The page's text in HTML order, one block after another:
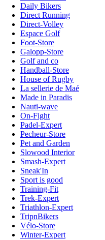
Daily Bikers
Direct Running
Direct-Volley
Espace Golf
Foot-Store
Galopp-Store
Golf and co
Handball-Store
House of Rugby
La sellerie de Maé
Made in Paradis
Nauti-wave
On-Fight
Padel-Expert
Pecheur-Store
Pet and Garden
Slowood Interior
Smash-Expert
Sneak'In
Sport is good
Training-Fit
Trek-Expert
Triathlon-Expert
TripnBikers
Vélo-Store
Winter-Expert